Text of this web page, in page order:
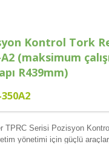
Kontrol Tork
(maksimum
R439mm)
TPRC Serisi Pozisyon
yönetimi için güçlü